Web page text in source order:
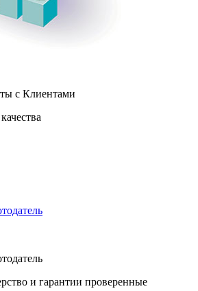
с Клиентами
и гарантии проверенные